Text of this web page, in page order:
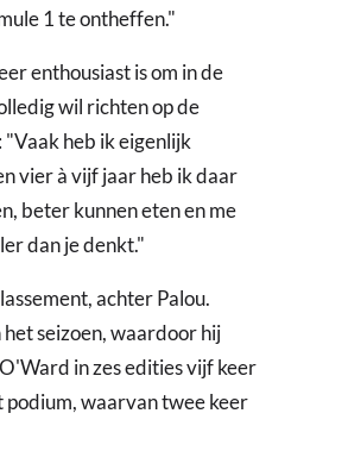
1 te ontheffen."
enthousiast is om in de
wil richten op de
heb ik eigenlijk
vier à vijf jaar heb ik daar
beter kunnen eten en me
dan je denkt."
achter Palou.
seizoen, waardoor hij
in zes edities vijf keer
waarvan twee keer